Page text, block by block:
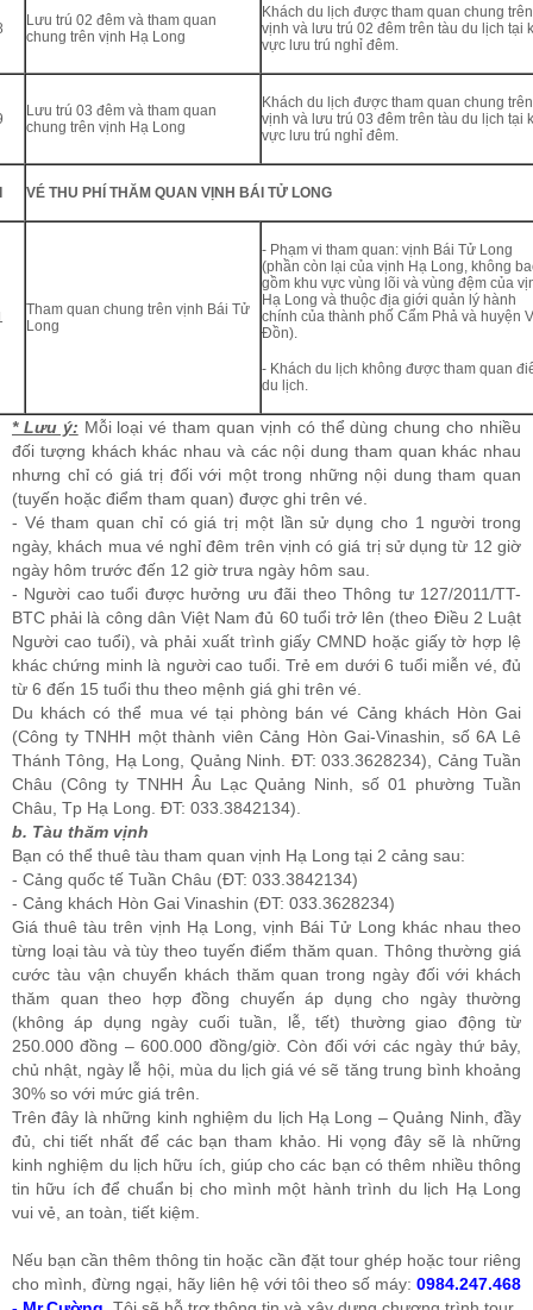
Lưu trú 02 đêm và tham quan
chung trên vịnh Hạ Long
Khách du lịch được tham quan chung trên
vịnh và lưu trú 02 đêm trên tàu du lịch tại
vực lưu trú nghỉ đêm.
Lưu trú 03 đêm và tham quan
chung trên vịnh Hạ Long
Khách du lịch được tham quan chung trên
vịnh và lưu trú 03 đêm trên tàu du lịch tại
vực lưu trú nghỉ đêm.
VÉ THU PHÍ THĂM QUAN VỊNH BÁI TỬ LONG
Tham quan chung trên vịnh Bái Tử
Long
- Phạm vi tham quan: vịnh Bái Tử Long
(phần còn lại của vịnh Hạ Long, không
gồm khu vực vùng lõi và vùng đệm của
Hạ Long và thuộc địa giới quản lý hành
chính của thành phố Cẩm Phả và huyện
Đồn).
- Khách du lịch không được tham quan
du lịch.
* Lưu ý: Mỗi loại vé tham quan vịnh có thể dùng chung cho nhiều
đối tượng khách khác nhau và các nội dung tham quan khác nhau
nhưng chỉ có giá trị đối với một trong những nội dung tham quan
(tuyến hoặc điểm tham quan) được ghi trên vé.
- Vé tham quan chỉ có giá trị một lần sử dụng cho 1 người trong
ngày, khách mua vé nghỉ đêm trên vịnh có giá trị sử dụng từ 12 giờ
ngày hôm trước đến 12 giờ trưa ngày hôm sau.
- Người cao tuổi được hưởng ưu đãi theo Thông tư 127/2011/TT-
BTC phải là công dân Việt Nam đủ 60 tuổi trở lên (theo Điều 2 Luật
Người cao tuổi), và phải xuất trình giấy CMND hoặc giấy tờ hợp lệ
khác chứng minh là người cao tuổi. Trẻ em dưới 6 tuổi miễn vé, đủ
từ 6 đến 15 tuổi thu theo mệnh giá ghi trên vé.
Du khách có thể mua vé tại phòng bán vé Cảng khách Hòn Gai
(Công ty TNHH một thành viên Cảng Hòn Gai-Vinashin, số 6A Lê
Thánh Tông, Hạ Long, Quảng Ninh. ĐT: 033.3628234), Cảng Tuần
Châu (Công ty TNHH Âu Lạc Quảng Ninh, số 01 phường Tuần
Châu, Tp Hạ Long. ĐT: 033.3842134).
b. Tàu thăm vịnh
Bạn có thể thuê tàu tham quan vịnh Hạ Long tại 2 cảng sau:
- Cảng quốc tế Tuần Châu (ĐT: 033.3842134)
- Cảng khách Hòn Gai Vinashin (ĐT: 033.3628234)
Giá thuê tàu trên vịnh Hạ Long, vịnh Bái Tử Long khác nhau theo
từng loại tàu và tùy theo tuyến điểm thăm quan. Thông thường giá
cước tàu vận chuyển khách thăm quan trong ngày đối với khách
thăm quan theo hợp đồng chuyến áp dụng cho ngày thường
(không áp dụng ngày cuối tuần, lễ, tết) thường giao động từ
250.000 đồng – 600.000 đồng/giờ. Còn đối với các ngày thứ bảy,
chủ nhật, ngày lễ hội, mùa du lịch giá vé sẽ tăng trung bình khoảng
30% so với mức giá trên.
Trên đây là những kinh nghiệm du lịch Hạ Long – Quảng Ninh, đầy
đủ, chi tiết nhất để các bạn tham khảo. Hi vọng đây sẽ là những
kinh nghiệm du lịch hữu ích, giúp cho các bạn có thêm nhiều thông
tin hữu ích để chuẩn bị cho mình một hành trình du lịch Hạ Long
vui vẻ, an toàn, tiết kiệm.
Nếu bạn cần thêm thông tin hoặc cần đặt tour ghép hoặc tour riêng
cho mình, đừng ngại, hãy liên hệ với tôi theo số máy: 0984.247.468